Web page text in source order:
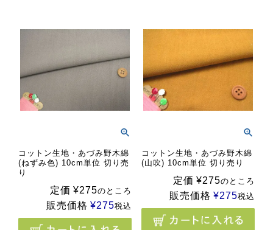
コットン生地・あづみ野木綿
(ねずみ色) 10cm単位 切り売
り
定価 ¥275のところ
販売価格 ¥275税込
コットン生地・あづみ野木綿
(山吹) 10cm単位 切り売り
定価 ¥275のところ
販売価格 ¥275税込